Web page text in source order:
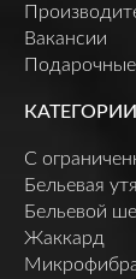
Вакансии
C
Бельевая
Бельевой
Жаккард